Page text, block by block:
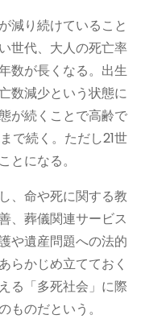
減り続けていること
世代、大人の死亡率
数が長くなる。出生
数減少という状態に
が続くことで高齢で
で続く。ただし21世
になる。
、命や死に関する教
、葬儀関連サービス
や遺産問題への法的
らかじめ立てておく
る「多死社会」に際
ものだという。